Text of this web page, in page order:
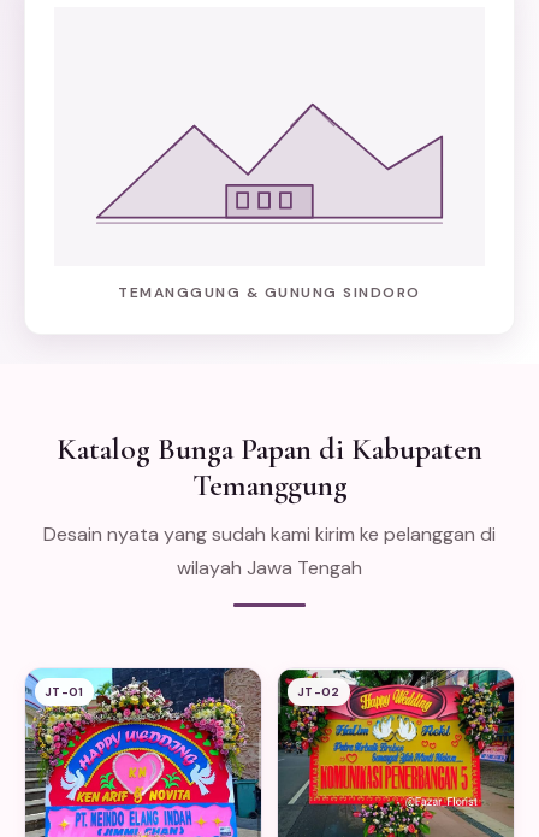
TEMANGGUNG & GUNUNG SINDORO
Katalog Bunga Papan di Kabupaten
Temanggung
Desain nyata yang sudah kami kirim ke pelanggan di
wilayah Jawa Tengah
JT-01 JT-02